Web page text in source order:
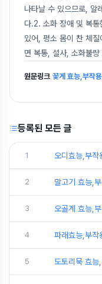
나타날 수 있으므로, 알
다.2. 소화 장애 및 복통
있어, 평소 몸이 찬 체
면 복통, 설사, 소화불
원문링크 꽃게 효능,부작
등록된 모든 글
1 오디효능,부
2 말고기 효능,
3 오골계 효능,
4 파래효능,부
5 도토리묵 효